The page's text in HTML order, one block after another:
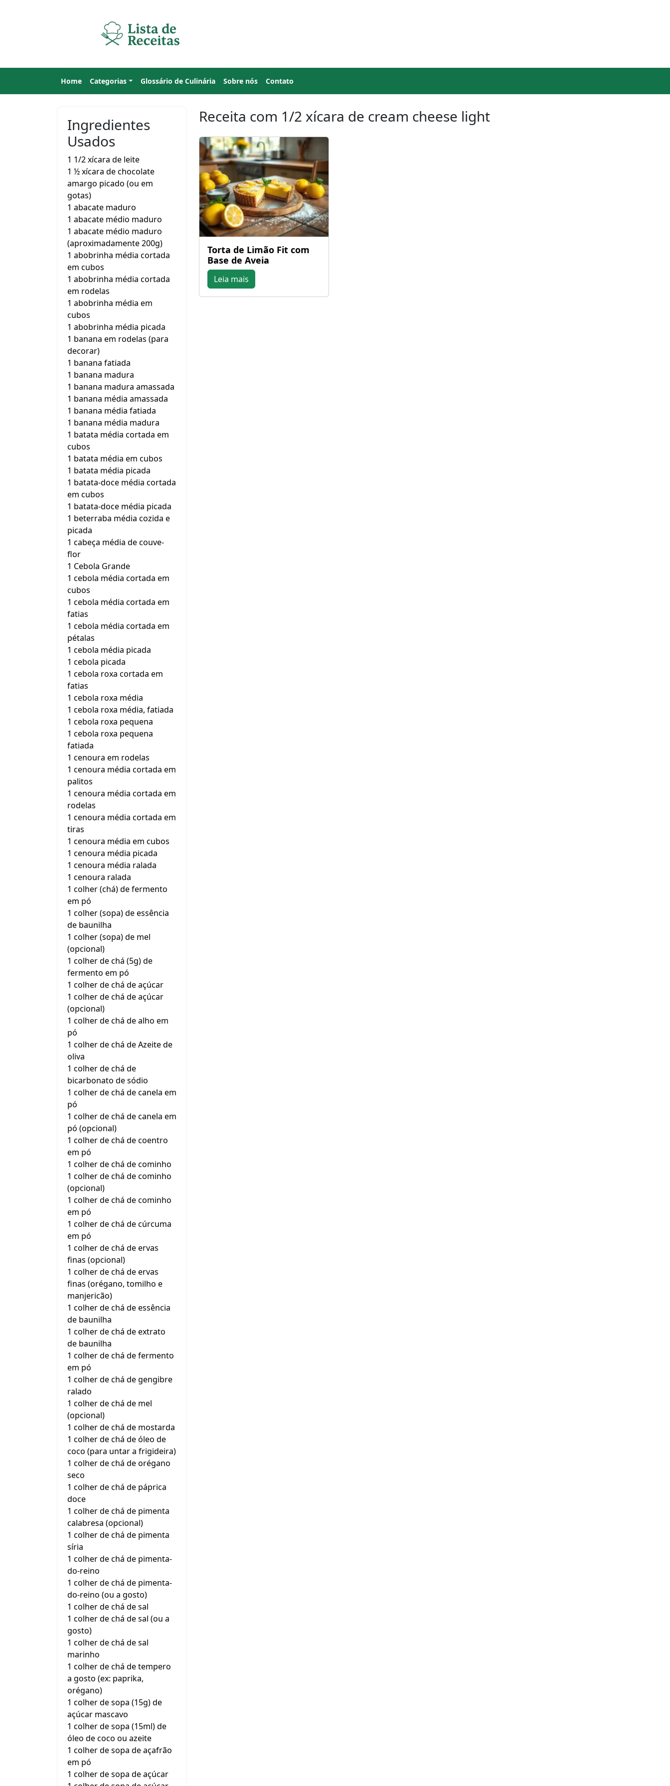
Home Categorias Glossário de Culinária Sobre nós Contato
Ingredientes
Usados
1 1/2 xícara de leite
1 ½ xícara de chocolate
amargo picado (ou em
gotas)
1 abacate maduro
1 abacate médio maduro
1 abacate médio maduro
(aproximadamente 200g)
1 abobrinha média cortada
em cubos
1 abobrinha média cortada
em rodelas
1 abobrinha média em
cubos
1 abobrinha média picada
1 banana em rodelas (para
decorar)
1 banana fatiada
1 banana madura
1 banana madura amassada
1 banana média amassada
1 banana média fatiada
1 banana média madura
1 batata média cortada em
cubos
1 batata média em cubos
1 batata média picada
1 batata-doce média cortada
em cubos
1 batata-doce média picada
1 beterraba média cozida e
picada
1 cabeça média de couve-
flor
1 Cebola Grande
1 cebola média cortada em
cubos
1 cebola média cortada em
fatias
1 cebola média cortada em
pétalas
1 cebola média picada
1 cebola picada
1 cebola roxa cortada em
fatias
1 cebola roxa média
1 cebola roxa média, fatiada
1 cebola roxa pequena
1 cebola roxa pequena
fatiada
1 cenoura em rodelas
1 cenoura média cortada em
palitos
1 cenoura média cortada em
rodelas
1 cenoura média cortada em
tiras
1 cenoura média em cubos
1 cenoura média picada
1 cenoura média ralada
1 cenoura ralada
1 colher (chá) de fermento
em pó
1 colher (sopa) de essência
de baunilha
1 colher (sopa) de mel
(opcional)
1 colher de chá (5g) de
fermento em pó
1 colher de chá de açúcar
1 colher de chá de açúcar
(opcional)
1 colher de chá de alho em
pó
1 colher de chá de Azeite de
oliva
1 colher de chá de
bicarbonato de sódio
1 colher de chá de canela em
pó
1 colher de chá de canela em
pó (opcional)
1 colher de chá de coentro
em pó
1 colher de chá de cominho
1 colher de chá de cominho
(opcional)
1 colher de chá de cominho
em pó
1 colher de chá de cúrcuma
em pó
1 colher de chá de ervas
finas (opcional)
1 colher de chá de ervas
finas (orégano, tomilho e
manjericão)
1 colher de chá de essência
de baunilha
1 colher de chá de extrato
de baunilha
1 colher de chá de fermento
em pó
1 colher de chá de gengibre
ralado
1 colher de chá de mel
(opcional)
1 colher de chá de mostarda
1 colher de chá de óleo de
coco (para untar a frigideira)
1 colher de chá de orégano
seco
1 colher de chá de páprica
doce
1 colher de chá de pimenta
calabresa (opcional)
1 colher de chá de pimenta
síria
1 colher de chá de pimenta-
do-reino
1 colher de chá de pimenta-
do-reino (ou a gosto)
1 colher de chá de sal
1 colher de chá de sal (ou a
gosto)
1 colher de chá de sal
marinho
1 colher de chá de tempero
a gosto (ex: paprika,
orégano)
1 colher de sopa (15g) de
açúcar mascavo
1 colher de sopa (15ml) de
óleo de coco ou azeite
1 colher de sopa de açafrão
em pó
1 colher de sopa de açúcar
Receita com 1/2 xícara de cream cheese light
Torta de Limão Fit com
Base de Aveia
Leia mais